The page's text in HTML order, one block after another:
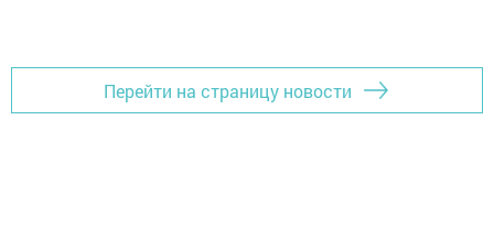
Перейти на страницу новости